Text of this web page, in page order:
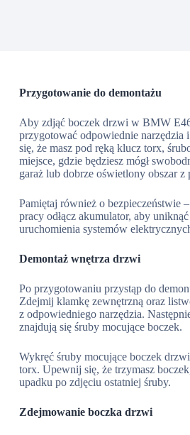
Przygotowanie do demontażu
Aby zdjąć boczek drzwi w BMW
przygotować odpowiednie narzędzia
się, że masz pod ręką klucz torx,
miejsce, gdzie będziesz mógł
garaż lub dobrze oświetlony obszar z
Pamiętaj również o bezpieczeństwie
pracy odłącz akumulator, aby
uruchomienia systemów
Demontaż wnętrza drzwi
Po przygotowaniu przystąp do
Zdejmij klamkę zewnętrzną oraz
z odpowiedniego narzędzia.
znajdują się śruby mocujące boczek.
Wykręć śruby mocujące boczek
torx. Upewnij się, że trzymasz
upadku po zdjęciu ostatniej śruby.
Zdejmowanie boczka drzwi